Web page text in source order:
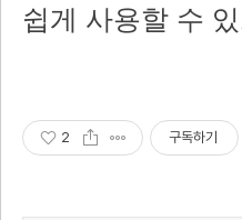
쉽게 사용할 수
2 구독하기